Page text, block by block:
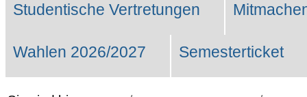
Studentische Vertretungen
Wahlen 2026/2027 Semesterticket